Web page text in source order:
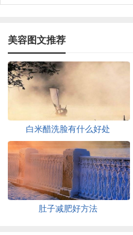
美容图文推荐
白米醋洗脸有什么好处
肚子减肥好方法